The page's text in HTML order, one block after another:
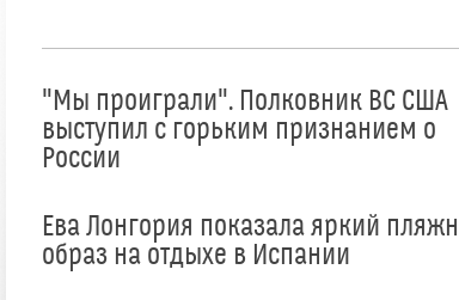
"Мы проиграли". Полковник ВС США
выступил с горьким признанием о
России
Ева Лонгория показала яркий
образ на отдыхе в Испании